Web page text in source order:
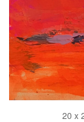
20 x